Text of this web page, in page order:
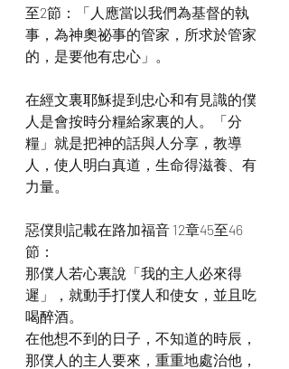
至2節：「人應當以我們為基督的執
事，為神奧祕事的管家，所求於管家
的，是要他有忠心」。
在經文裏耶穌提到忠心和有見識的僕
人是會按時分糧給家裏的人。「分
糧」就是把神的話與人分享，教導
人，使人明白真道，生命得滋養、有
力量。
惡僕則記載在路加福音 12章45至46
節：
那僕人若心裏說「我的主人必來得
遲」，就動手打僕人和使女，並且吃
喝醉酒。
在他想不到的日子，不知道的時辰，
那僕人的主人要來，重重地處治他，